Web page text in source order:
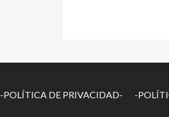
-POLÍTICA DE PRIVACIDAD- -